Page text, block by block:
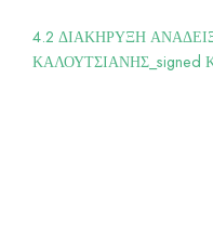
4.2 ΔΙΑΚΗΡΥΞΗ
ΚΑΛΟΥΤΣΙΑΝΗΣ_signed